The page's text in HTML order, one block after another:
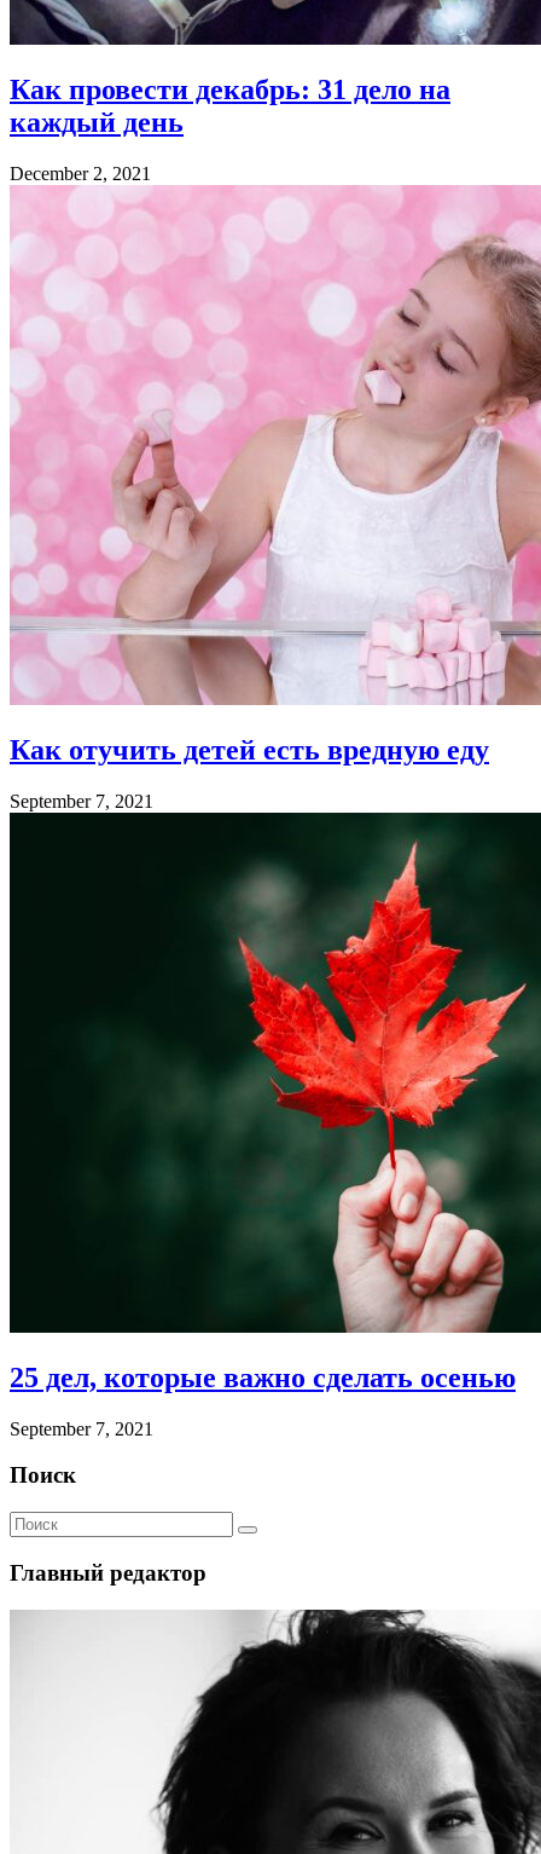
Как провести декабрь: 31 дело на
каждый день
December 2, 2021
Как отучить детей есть вредную еду
September 7, 2021
25 дел, которые важно сделать осенью
September 7, 2021
Поиск
Главный редактор